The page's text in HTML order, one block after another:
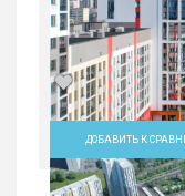
Студия в
ДОБАВИТЬ К